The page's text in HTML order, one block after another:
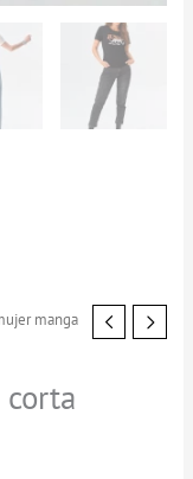
manga